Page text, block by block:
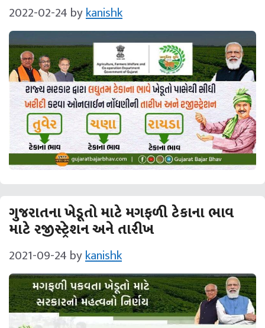
2022-02-24 bykanishk
ગુજરાતના ખેડૂતો માટે મગફળી ટેકાના ભાવ
માટે રજીસ્ટ્રેશન અને તારીખ
2021-09-24 bykanishk